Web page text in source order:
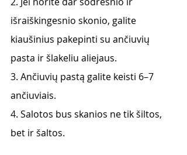
išraiškingesnio skonio, galite
kiaušinius pakepinti su ančiuvių
pasta ir šlakeliu aliejaus.
3. Ančiuvių pastą galite keisti 6–7
ančiuviais.
4. Salotos bus skanios ne tik šiltos,
bet ir šaltos.